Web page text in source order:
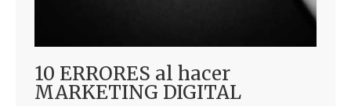
10 ERRORES al hacer
MARKETING DIGITAL